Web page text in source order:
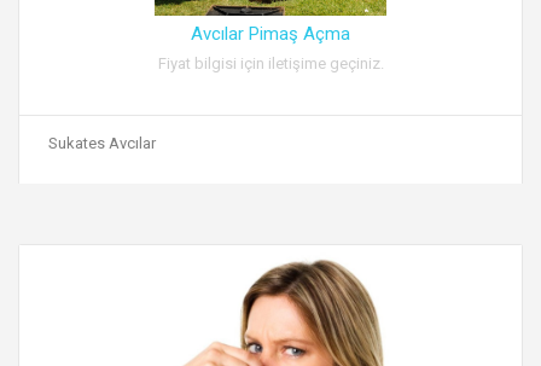
Avcılar Pimaş Açma
Fiyat bilgisi için iletişime geçiniz.
Sukates Avcılar